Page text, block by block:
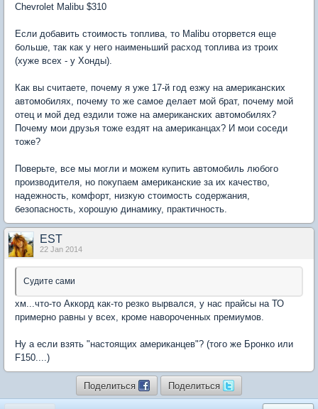
Chevrolet Malibu $310
Если добавить стоимость топлива, то Malibu оторвется еще
больше, так как у него наименьший расход топлива из троих
(хуже всех - у Хонды).
Как вы считаете, почему я уже 17-й год езжу на американских
автомобилях, почему то же самое делает мой брат, почему мой
отец и мой дед ездили тоже на американских автомобилях?
Почему мои друзья тоже ездят на американцах? И мои соседи
тоже?
Поверьте, все мы могли и можем купить автомобиль любого
производителя, но покупаем американские за их качество,
надежность, комфорт, низкую стоимость содержания,
безопасность, хорошую динамику, практичность.
EST
22 Jan 2014
Судите сами
хм...что-то Аккорд как-то резко вырвался, у нас прайсы на ТО
примерно равны у всех, кроме навороченных премиумов.
Ну а если взять "настоящих американцев"? (того же Бронко или
F150....)
Поделиться Поделиться